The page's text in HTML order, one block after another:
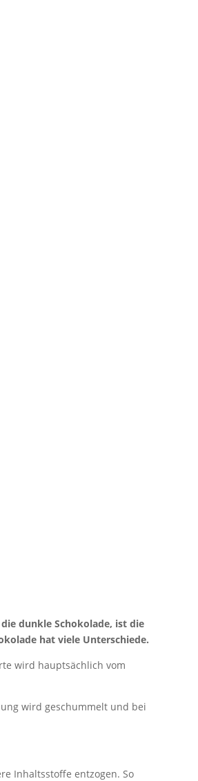
dunkle Schokolade, ist die
hat viele Unterschiede.
wird hauptsächlich vom
wird geschummelt und bei
Inhaltsstoffe entzogen. So